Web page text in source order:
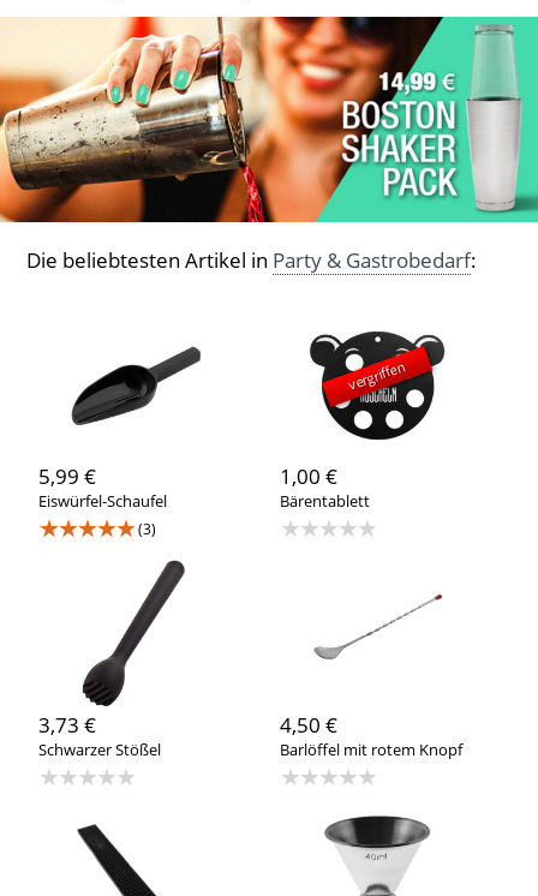
Die beliebtesten Artikel in Party & Gastrobedarf:
5,99 €
Eiswürfel-Schaufel
★★★★★(3)
vergriffen
1,00 €
Bärentablett
★★★★★
3,73 €
Schwarzer Stößel
★★★★★
4,50 €
Barlöffel mit rotem Knopf
★★★★★